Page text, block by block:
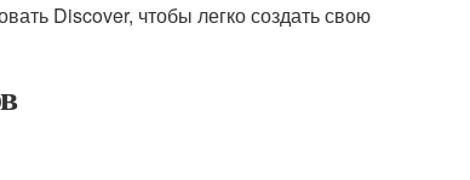
Discover, чтобы легко создать свою